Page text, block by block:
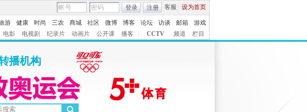
客服 设为首页
登录 注册
游 健康 时尚 三农 商城 社区 微博 博客 论坛 访谈 邮箱
游戏
电影 电视剧 纪录片 动画片 公开课 播客 CCTV 频道
栏目
播机构